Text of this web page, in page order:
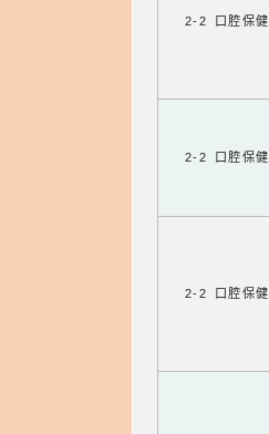
2-2 口腔保健
2-2 口腔保健
2-2 口腔保健